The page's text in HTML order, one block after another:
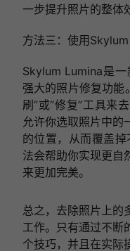
一步提升照片的整体
方法三：使用
Skylum Lumina是
强大的照片修复功能
刷”或“修复”工具来
允许你选取照片中的
的位置，从而覆盖
法会帮助你实现更自
来更加完美。
总之，去除照片上的
工作。只有通过不断
个技巧，并且在实际